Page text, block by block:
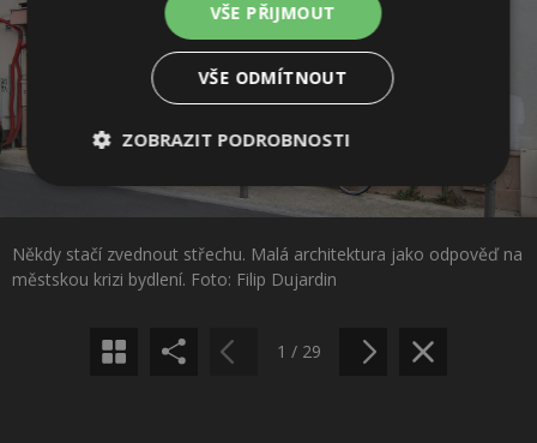
Někdy stačí zvednout střechu. Malá architektura jako odpověď na
městskou krizi bydlení. Foto: Filip Dujardin
Sdílet na Facebooku
Sdílet na Pinterestu
1 / 29
VŠE PŘIJMOUT
VŠE ODMÍTNOUT
ZOBRAZIT PODROBNOSTI
Nezbytně
Výkonové
soubory
Soubory
soubory